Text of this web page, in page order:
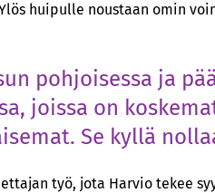
huipulle noustaan omin
pohjoisessa ja
joissa on
Se kyllä
työ, jota Harvio tekee